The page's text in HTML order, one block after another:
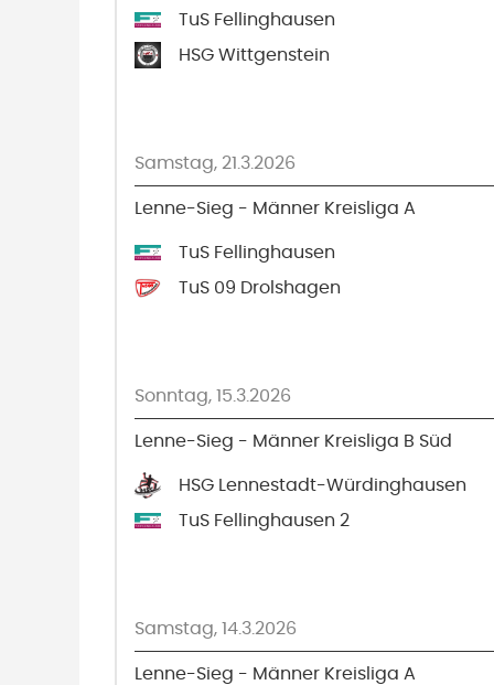
TuS Fellinghausen
HSG Wittgenstein
Samstag, 21.3.2026
Lenne-Sieg - Männer Kreisliga A
TuS Fellinghausen
TuS 09 Drolshagen
Sonntag, 15.3.2026
Lenne-Sieg - Männer Kreisliga B Süd
HSG Lennestadt-Würdinghausen
TuS Fellinghausen 2
Samstag, 14.3.2026
Lenne-Sieg - Männer Kreisliga A